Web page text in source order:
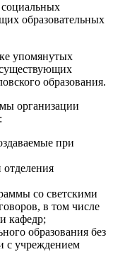
образовательных
упомянутых
существующих
образования.
организации
при
со светскими
в том числе
кафедр;
образования без
с учреждением